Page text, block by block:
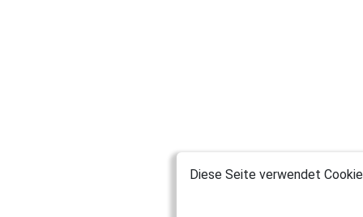
Diese Seite verwendet